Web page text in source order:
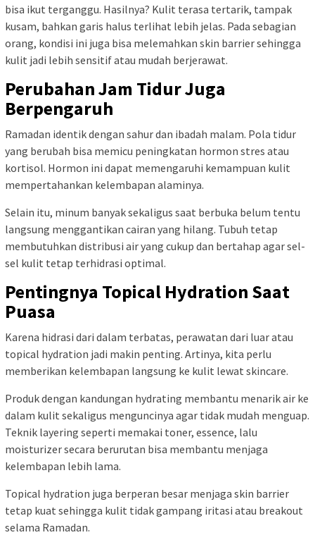
bisa ikut terganggu. Hasilnya? Kulit terasa tertarik, tampak
kusam, bahkan garis halus terlihat lebih jelas. Pada sebagian
orang, kondisi ini juga bisa melemahkan skin barrier sehingga
kulit jadi lebih sensitif atau mudah berjerawat.
Perubahan Jam Tidur Juga
Berpengaruh
Ramadan identik dengan sahur dan ibadah malam. Pola tidur
yang berubah bisa memicu peningkatan hormon stres atau
kortisol. Hormon ini dapat memengaruhi kemampuan kulit
mempertahankan kelembapan alaminya.
Selain itu, minum banyak sekaligus saat berbuka belum tentu
langsung menggantikan cairan yang hilang. Tubuh tetap
membutuhkan distribusi air yang cukup dan bertahap agar sel-
sel kulit tetap terhidrasi optimal.
Pentingnya Topical Hydration Saat
Puasa
Karena hidrasi dari dalam terbatas, perawatan dari luar atau
topical hydration jadi makin penting. Artinya, kita perlu
memberikan kelembapan langsung ke kulit lewat skincare.
Produk dengan kandungan hydrating membantu menarik air ke
dalam kulit sekaligus menguncinya agar tidak mudah menguap.
Teknik layering seperti memakai toner, essence, lalu
moisturizer secara berurutan bisa membantu menjaga
kelembapan lebih lama.
Topical hydration juga berperan besar menjaga skin barrier
tetap kuat sehingga kulit tidak gampang iritasi atau breakout
selama Ramadan.